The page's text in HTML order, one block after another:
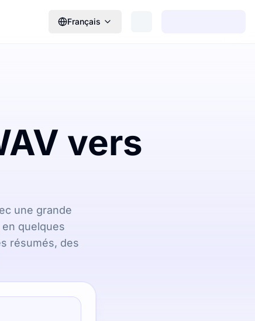
Français
vers
une grande
quelques
résumés, des